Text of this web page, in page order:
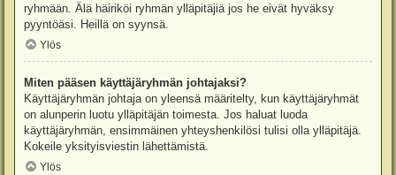
ryhmään. Älä häiriköi ryhmän ylläpitäjiä jos he eivät hyväksy
pyyntöäsi. Heillä on syynsä.
Ylös
Miten pääsen käyttäjäryhmän johtajaksi?
Käyttäjäryhmän johtaja on yleensä määritelty, kun käyttäjäryhmät
on alunperin luotu ylläpitäjän toimesta. Jos haluat luoda
käyttäjäryhmän, ensimmäinen yhteyshenkilösi tulisi olla ylläpitäjä.
Kokeile yksityisviestin lähettämistä.
Ylös